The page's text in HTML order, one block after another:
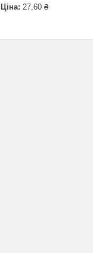
Ціна: 27,60 ₴